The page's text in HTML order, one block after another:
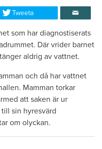
Tweeta
som har diagnostiserats
Där vrider barnet
aldrig av vattnet.
och då har vattnet
Mamman torkar
att saken är ur
sin hyresvärd
om olyckan.